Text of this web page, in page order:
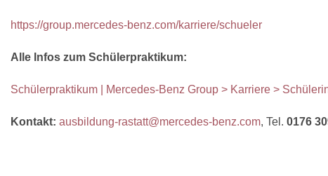
https://group.mercedes-benz.com/karriere/schueler
Alle Infos zum Schülerpraktikum:
Schülerpraktikum | Mercedes-Benz Group > Karriere >
Kontakt: ausbildung-rastatt@mercedes-benz.com, Tel. 0176